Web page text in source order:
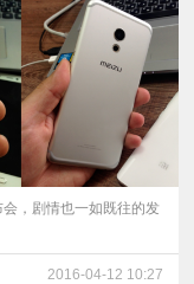
，剧情也一如既往的发
2016-04-12 10:27